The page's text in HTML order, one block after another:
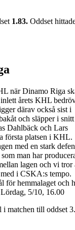
1.83. Oddset
när Dinamo Riga
årets KHL
därav också sist i
och släpper i
Dahlbäck och Lars
första platsen i KHL.
med en stark
man har
lagen och vi tror
i CSKA:s tempo.
för hemmalaget och
5/10, 16.00
i matchen till oddset